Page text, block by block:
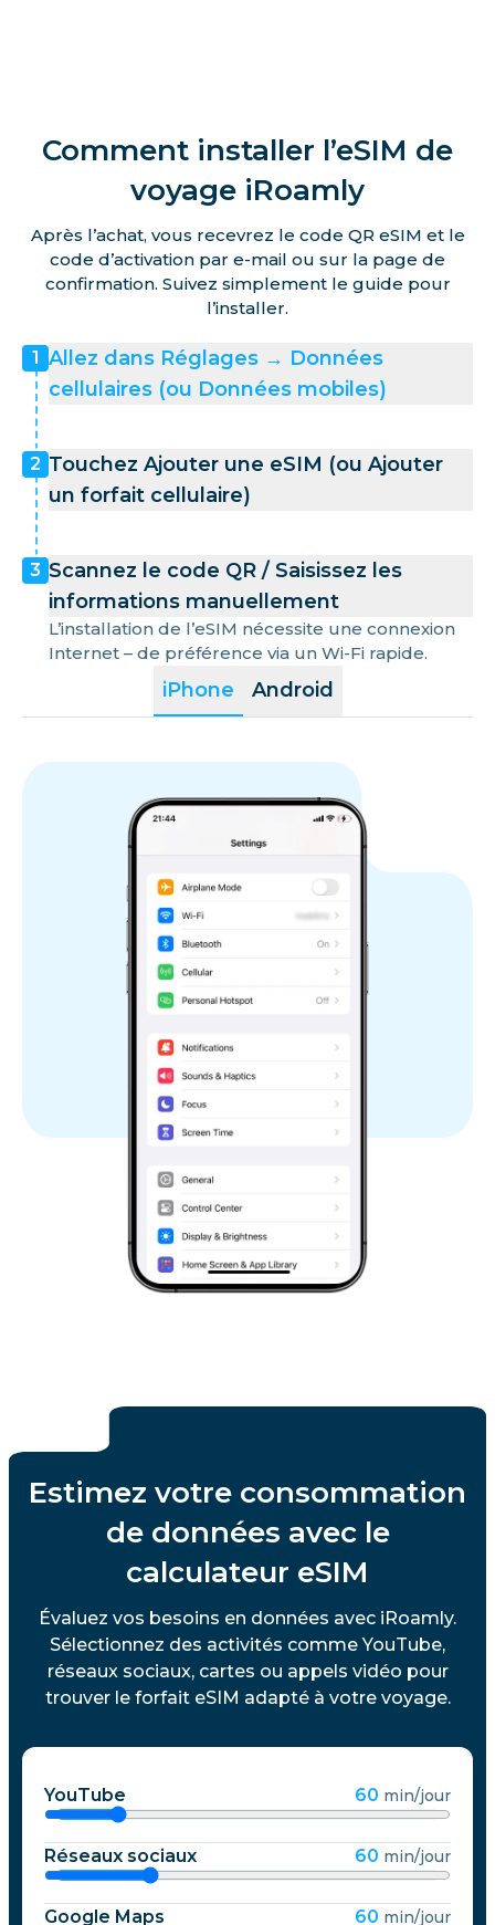
Comment installer l’eSIM de
voyage iRoamly
Après l’achat, vous recevrez le code QR eSIM et le
code d’activation par e-mail ou sur la page de
confirmation. Suivez simplement le guide pour
l’installer.
iPhone Android
1 Allez dans Réglages → Données
cellulaires (ou Données mobiles)
2 Touchez Ajouter une eSIM (ou Ajouter
un forfait cellulaire)
3 Scannez le code QR / Saisissez les
informations manuellement
L’installation de l’eSIM nécessite une connexion
Internet – de préférence via un Wi-Fi rapide.
Estimez votre consommation
de données avec le
calculateur eSIM
Évaluez vos besoins en données avec iRoamly.
Sélectionnez des activités comme YouTube,
réseaux sociaux, cartes ou appels vidéo pour
trouver le forfait eSIM adapté à votre voyage.
YouTube 60 min/jour
Réseaux sociaux 60 min/jour
Google Maps 60 min/jour